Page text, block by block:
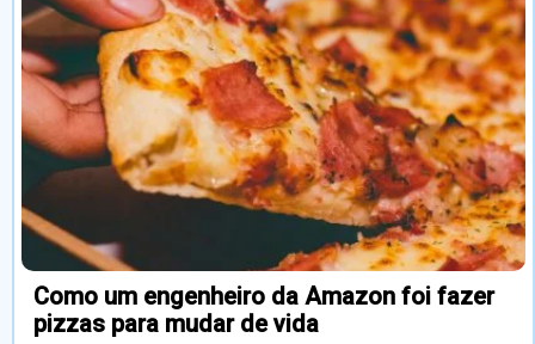
Como um engenheiro da Amazon foi fazer
pizzas para mudar de vida